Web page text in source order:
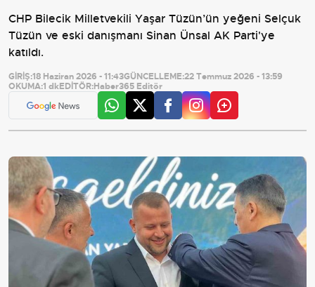
CHP Bilecik Milletvekili Yaşar Tüzün’ün yeğeni Selçuk
Tüzün ve eski danışmanı Sinan Ünsal AK Parti'ye
katıldı.
GİRİŞ:18 Haziran 2026 - 11:43GÜNCELLEME:22 Temmuz 2026 - 13:59
OKUMA:1 dkEDİTÖR:Haber365 Editör